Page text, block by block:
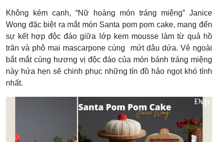
Không kém cạnh, “Nữ hoàng món tráng miệng” Janice
Wong đặc biệt ra mắt món Santa pom pom cake, mang đến
sự kết hợp độc đáo giữa lớp kem mousse làm từ quả hồ
trăn và phô mai mascarpone cùng mứt dâu dứa. Vẻ ngoài
bắt mắt cùng hương vị độc đáo của món bánh tráng miệng
này hứa hẹn sẽ chinh phục những tín đồ hảo ngọt khó tính
nhất.